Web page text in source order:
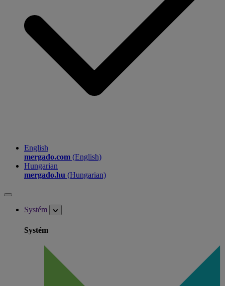
English
mergado.com (English)
Hungarian
mergado.hu (Hungarian)
Systém
Systém